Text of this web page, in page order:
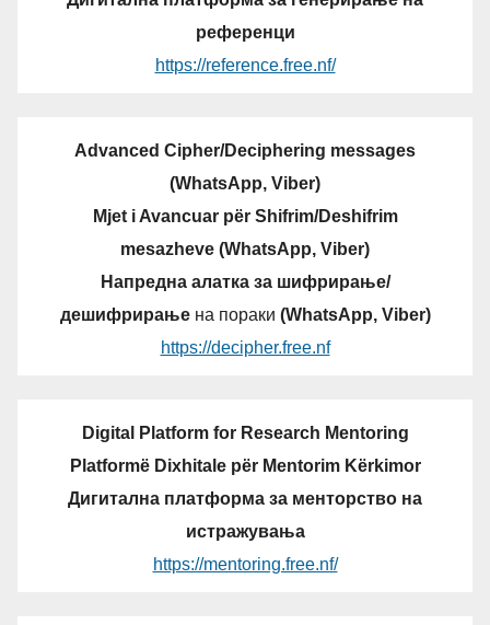
референци
https://reference.free.nf/
Advanced Cipher/Deciphering messages
(WhatsApp, Viber)
Mjet i Avancuar për Shifrim/Deshifrim
mesazheve (WhatsApp, Viber)
Напредна алатка за шифрирање/
дешифрирањена пораки (WhatsApp, Viber)
https://decipher.free.nf
Digital Platform for Research Mentoring
Platformë Dixhitale për Mentorim Kërkimor
Дигитална платформа за менторство на
истражувања
https://mentoring.free.nf/